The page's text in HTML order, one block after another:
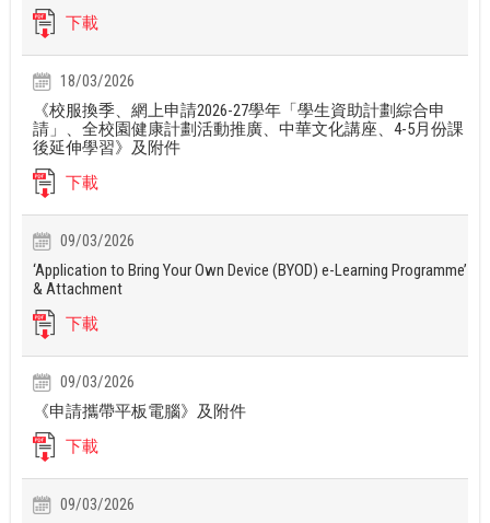
下載
18/03/2026
《校服換季、網上申請2026-27學年「學生資助計劃綜合申
請」、全校園健康計劃活動推廣、中華文化講座、4-5月份課
後延伸學習》及附件
下載
09/03/2026
‘Application to Bring Your Own Device (BYOD) e-Learning Programme’
& Attachment
下載
09/03/2026
《申請攜帶平板電腦》及附件
下載
09/03/2026